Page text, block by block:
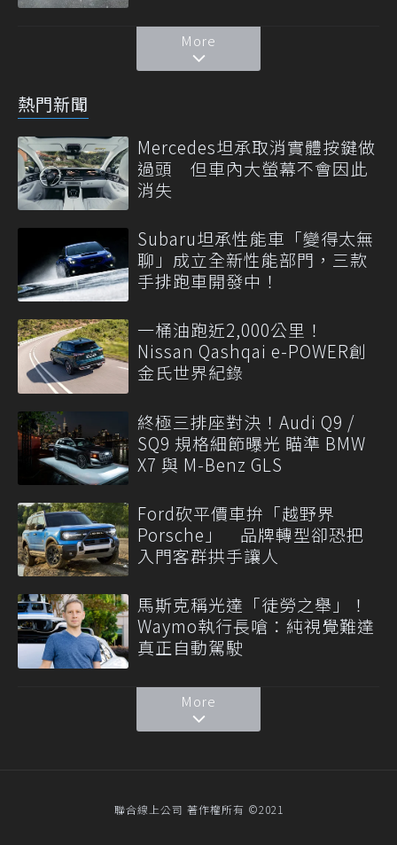
More
熱門新聞
Mercedes坦承取消實體按鍵做
過頭 但車內大螢幕不會因此
消失
Subaru坦承性能車「變得太無
聊」成立全新性能部門，三款
手排跑車開發中！
一桶油跑近2,000公里！
Nissan Qashqai e-POWER創
金氏世界紀錄
終極三排座對決！Audi Q9 /
SQ9 規格細節曝光 瞄準 BMW
X7 與 M-Benz GLS
Ford砍平價車拚「越野界
Porsche」 品牌轉型卻恐把
入門客群拱手讓人
馬斯克稱光達「徒勞之舉」！
Waymo執行長嗆：純視覺難達
真正自動駕駛
More
聯合線上公司 著作權所有 ©2021